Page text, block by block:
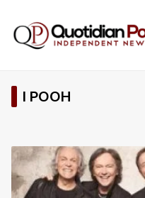
I POOH